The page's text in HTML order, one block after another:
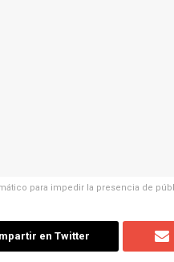
para impedir la presencia de
en Twitter